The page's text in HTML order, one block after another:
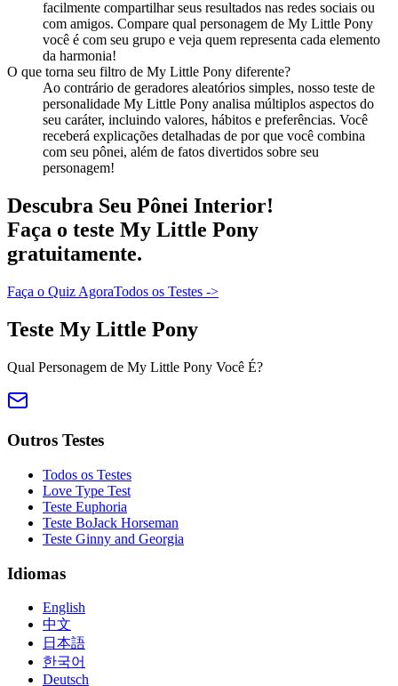
facilmente compartilhar seus resultados nas redes sociais ou
com amigos. Compare qual personagem de My Little Pony
você é com seu grupo e veja quem representa cada elemento
da harmonia!
O que torna seu filtro de My Little Pony diferente?
Ao contrário de geradores aleatórios simples, nosso teste de
personalidade My Little Pony analisa múltiplos aspectos do
seu caráter, incluindo valores, hábitos e preferências. Você
receberá explicações detalhadas de por que você combina
com seu pônei, além de fatos divertidos sobre seu
personagem!
Descubra Seu Pônei Interior!
Faça o teste My Little Pony
gratuitamente.
Faça o Quiz AgoraTodos os Testes ->
Teste My Little Pony
Qual Personagem de My Little Pony Você É?
Outros Testes
Todos os Testes
Love Type Test
Teste Euphoria
Teste BoJack Horseman
Teste Ginny and Georgia
Idiomas
English
中文
日本語
한국어
Deutsch